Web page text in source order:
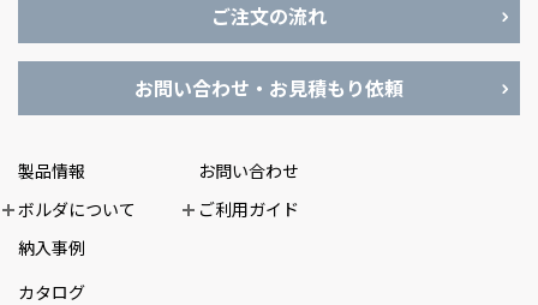
ご注文の流れ
お問い合わせ・お見積もり依頼
製品情報
ボルダについて
納入事例
カタログ
お問い合わせ
ご利用ガイド